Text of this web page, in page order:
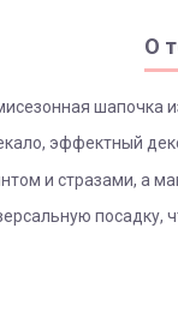
О
шапочка
эффектный
и стразами, а
посадку,